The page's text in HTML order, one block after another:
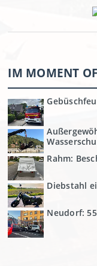
IM MOMENT
Rahm:
Diebstahl
Neudorf: